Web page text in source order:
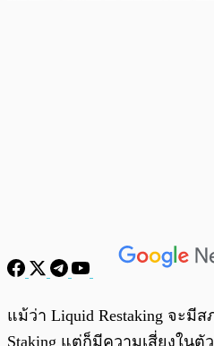
แม้ว่า Liquid Restaking จะมี
Staking แต่ก็มีความเสี่ยงในตั